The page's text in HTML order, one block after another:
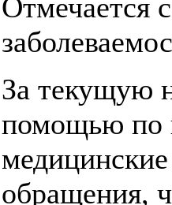
Отмечается
За текущую
помощью по
обращения,